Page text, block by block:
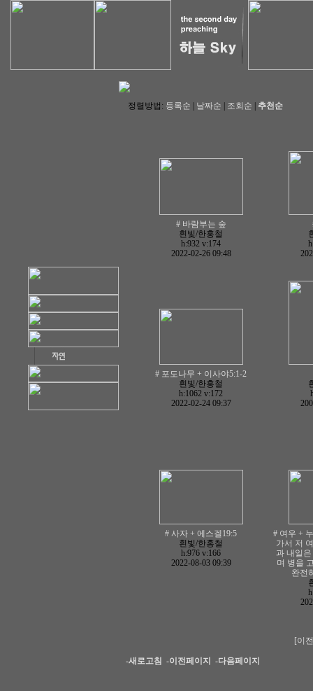
정렬방법: 등록순 날짜순 조회순 추천순
# 바람부는 숲
흰빛/한홍철
h:932 v:174
2022-02-26 09:48
# 포도나무 + 이사야5:1-2
흰빛/한홍철
h:1062 v:172
2022-02-24 09:37
# 사자 + 에스겔19:5
흰빛/한홍철
h:976 v:166
2022-08-03 09:39
# 여우 +
가서 저
과 내일
며 병을
완전
[이
-새로고침 -이전페이지 -다음페이지